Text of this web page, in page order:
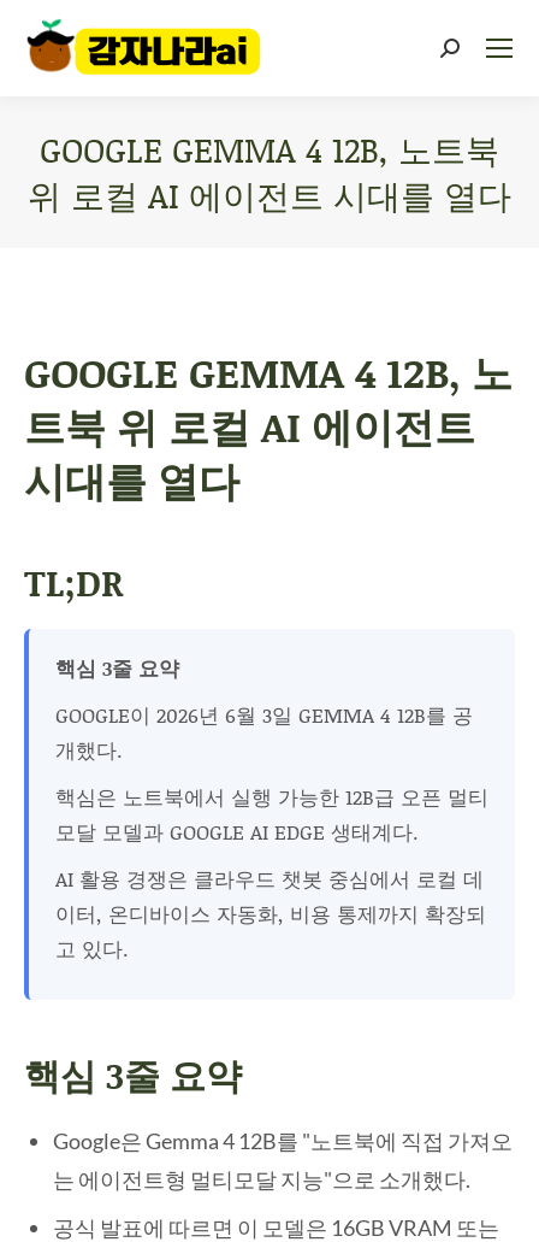
GOOGLE GEMMA 4 12B, 노트북
위 로컬 AI 에이전트 시대를 열다
GOOGLE GEMMA 4 12B, 노
트북 위 로컬 AI 에이전트
시대를 열다
TL;DR
핵심 3줄 요약
GOOGLE이 2026년 6월 3일 GEMMA 4 12B를 공
개했다.
핵심은 노트북에서 실행 가능한 12B급 오픈 멀티
모달 모델과 GOOGLE AI EDGE 생태계다.
AI 활용 경쟁은 클라우드 챗봇 중심에서 로컬 데
이터, 온디바이스 자동화, 비용 통제까지 확장되
고 있다.
핵심 3줄 요약
Google은 Gemma 4 12B를 "노트북에 직접 가져오
는 에이전트형 멀티모달 지능"으로 소개했다.
공식 발표에 따르면 이 모델은 16GB VRAM 또는